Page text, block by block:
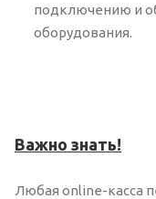
подключению и
оборудования.
Важно знать!
Любая online-касса